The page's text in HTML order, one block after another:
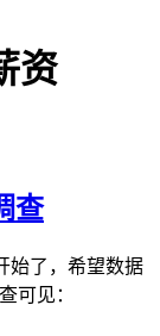
资
查
始了，希望数据
可见：